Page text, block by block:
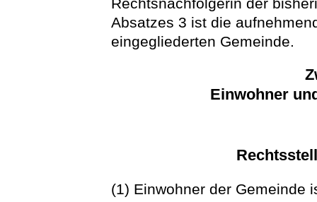
Absatzes 3 ist die
eingegliederten Gemeinde.
Einwohner
(1) Einwohner der Gemeinde